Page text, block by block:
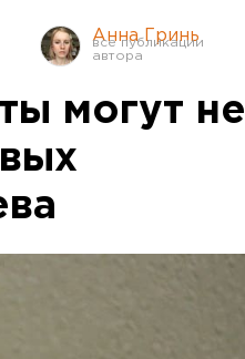
Анна Гринь
могут не